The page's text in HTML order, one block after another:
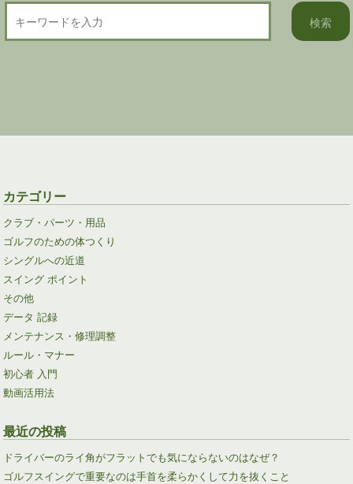
カテゴリー
クラブ・パーツ・用品
ゴルフのための体つくり
シングルへの近道
スイング ポイント
その他
データ 記録
メンテナンス・修理調整
ルール・マナー
初心者 入門
動画活用法
最近の投稿
ドライバーのライ角がフラットでも気にならないのはなぜ？
ゴルフスイングで重要なのは手首を柔らかくして力を抜くこと